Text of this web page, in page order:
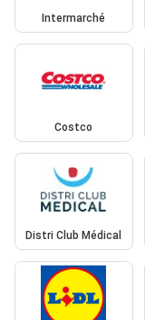
Intermarché
Costco
Distri Club Médical